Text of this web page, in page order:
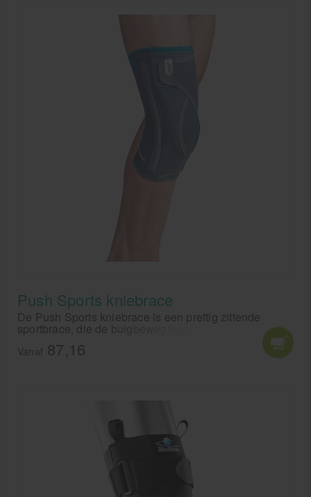
Push Sports kniebrace
De Push Sports kniebrace is een prettig zittende
sportbrace, die de buigbewegingen van de knie
volledig toelaat. De Push Sports kniebrace heeft 2
bladveren voor optimale ondersteuning van de knie.
Vanaf 87,16